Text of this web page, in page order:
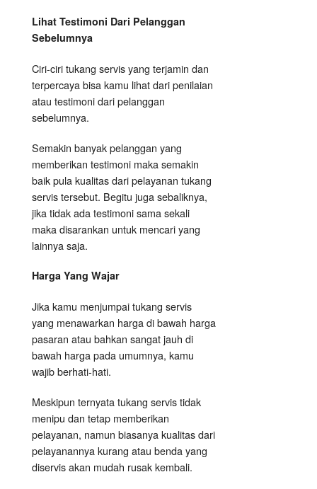
Lihat Testimoni Dari Pelanggan
Sebelumnya
Ciri-ciri tukang servis yang terjamin dan
terpercaya bisa kamu lihat dari penilaian
atau testimoni dari pelanggan
sebelumnya.
Semakin banyak pelanggan yang
memberikan testimoni maka semakin
baik pula kualitas dari pelayanan tukang
servis tersebut. Begitu juga sebaliknya,
jika tidak ada testimoni sama sekali
maka disarankan untuk mencari yang
lainnya saja.
Harga Yang Wajar
Jika kamu menjumpai tukang servis
yang menawarkan harga di bawah harga
pasaran atau bahkan sangat jauh di
bawah harga pada umumnya, kamu
wajib berhati-hati.
Meskipun ternyata tukang servis tidak
menipu dan tetap memberikan
pelayanan, namun biasanya kualitas dari
pelayanannya kurang atau benda yang
diservis akan mudah rusak kembali.